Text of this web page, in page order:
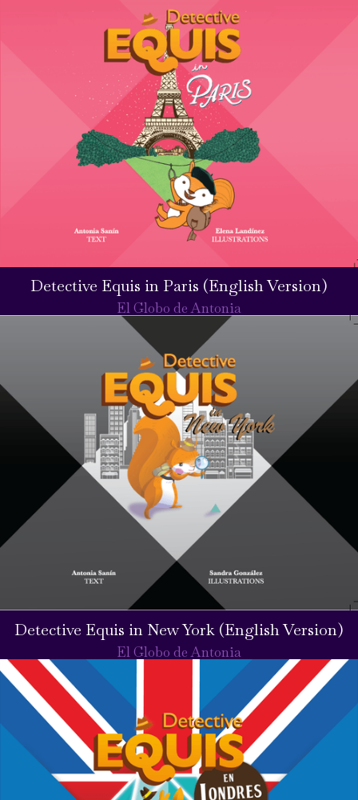
Detective Equis in Paris (English Version)
El Globo de Antonia
Detective Equis in New York (English Version)
El Globo de Antonia